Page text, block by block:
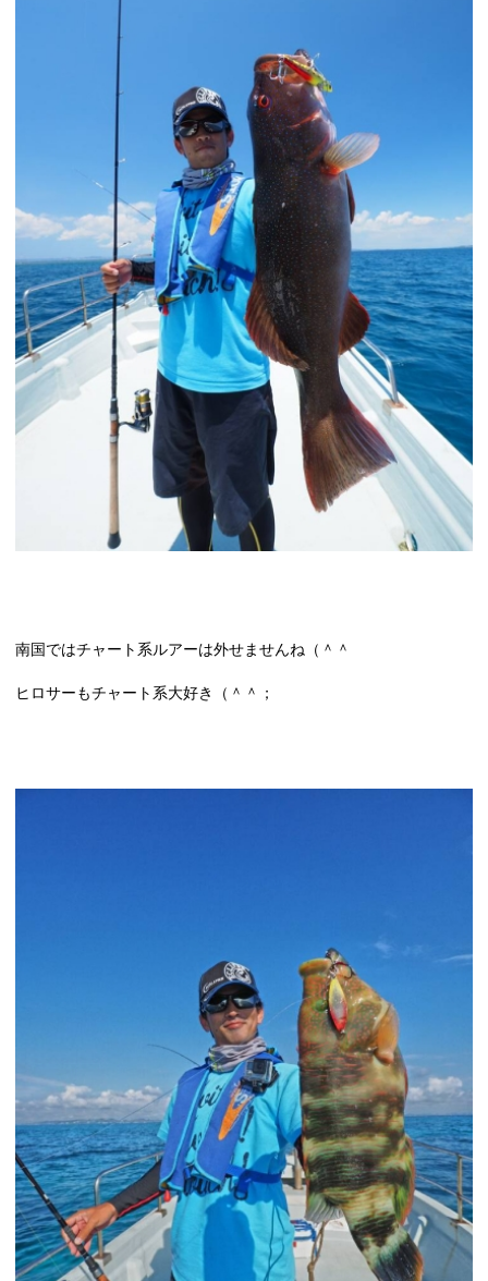
南国ではチャート系ルアーは外せませんね（＾＾
ヒロサーもチャート系大好き（＾＾；